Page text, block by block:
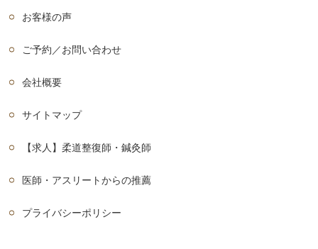
お客様の声
ご予約／お問い合わせ
会社概要
サイトマップ
【求人】柔道整復師・鍼灸師
医師・アスリートからの推薦
プライバシーポリシー